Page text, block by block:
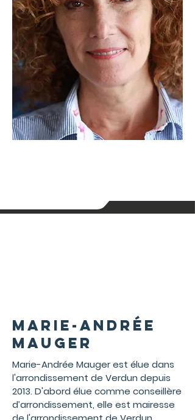
Marie-Andrée
Mauger
Marie-Andrée Mauger est élue dans
l'arrondissement de Verdun depuis
2013. D'abord élue comme conseillère
d’arrondissement, elle est mairesse